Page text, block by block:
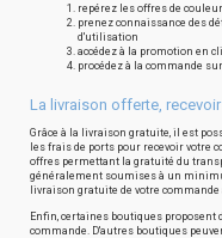
repérez les offres de
prenez connaissance des
d'utilisation
accédez à la promotion en
procédez à la commande
La livraison offerte,
Grâce à la livraison gratuite, il est
les frais de ports pour recevoir votre
offres permettant la gratuité du
généralement soumises à un
livraison gratuite de votre
Enfin, certaines boutiques proposent
commande. D'autres boutiques